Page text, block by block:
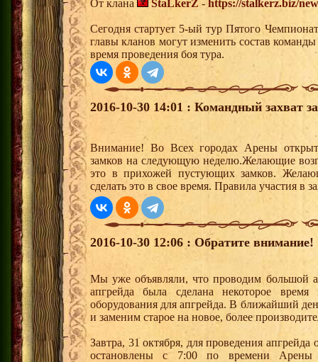
От клана
StaLkerZ - https://stalkerz.biz/
Сегодня стартует 5-ый тур Пятого
главы кланов могут изменить состав
время проведения боя тура.
2016-10-30 14:01 : Командный захват
Внимание! Во Всех городах Арены
замков на следующую неделю.Желающие
это в прихожей пустующих замков.
сделать это в свое время. Правила участия в
2016-10-30 12:06 : Обратите внимание!
Мы уже объявляли, что проводим большой
апгрейда была сделана некоторое
оборудования для апгрейда. В ближайший
и заменим старое на новое, более
Завтра, 31 октября, для проведения
остановлены с 7:00 по времени